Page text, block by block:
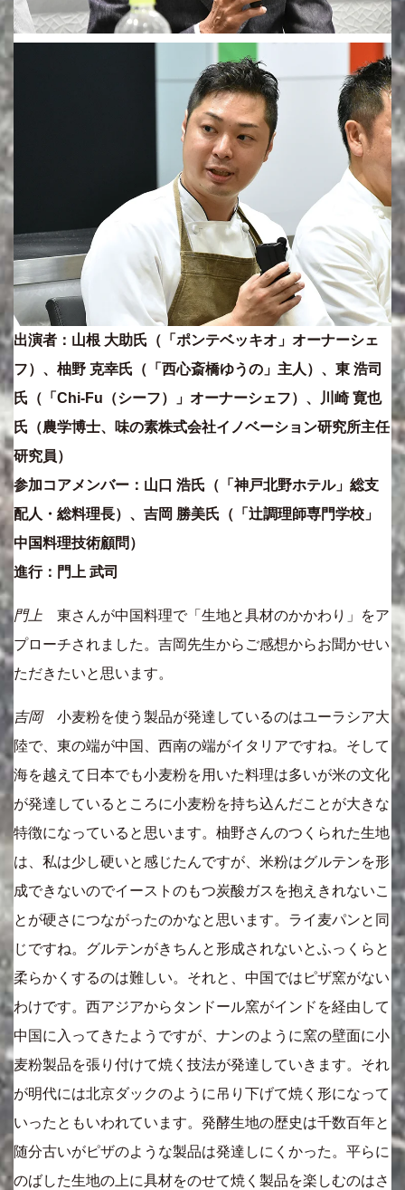
出演者：山根 大助氏（「ポンテベッキオ」オーナーシェ
フ）、柚野 克幸氏（「西心斎橋ゆうの」主人）、東 浩司
氏（「Chi-Fu（シーフ）」オーナーシェフ）、川崎 寛也
氏（農学博士、味の素株式会社イノベーション研究所主任
研究員）
参加コアメンバー：山口 浩氏（「神戸北野ホテル」総支
配人・総料理長）、吉岡 勝美氏（「辻調理師専門学校」
中国料理技術顧問）
進行：門上 武司
門上 東さんが中国料理で「生地と具材のかかわり」をア
プローチされました。吉岡先生からご感想からお聞かせい
ただきたいと思います。
吉岡小麦粉を使う製品が発達しているのはユーラシア大
陸で、東の端が中国、西南の端がイタリアですね。そして
海を越えて日本でも小麦粉を用いた料理は多いが米の文化
が発達しているところに小麦粉を持ち込んだことが大きな
特徴になっていると思います。柚野さんのつくられた生地
は、私は少し硬いと感じたんですが、米粉はグルテンを形
成できないのでイーストのもつ炭酸ガスを抱えきれないこ
とが硬さにつながったのかなと思います。ライ麦パンと同
じですね。グルテンがきちんと形成されないとふっくらと
柔らかくするのは難しい。それと、中国ではピザ窯がない
わけです。西アジアからタンドール窯がインドを経由して
中国に入ってきたようですが、ナンのように窯の壁面に小
麦粉製品を張り付けて焼く技法が発達していきます。それ
が明代には北京ダックのように吊り下げて焼く形になって
いったともいわれています。発酵生地の歴史は千数百年と
随分古いがピザのような製品は発達しにくかった。平らに
のばした生地の上に具材をのせて焼く製品を楽しむのはさ